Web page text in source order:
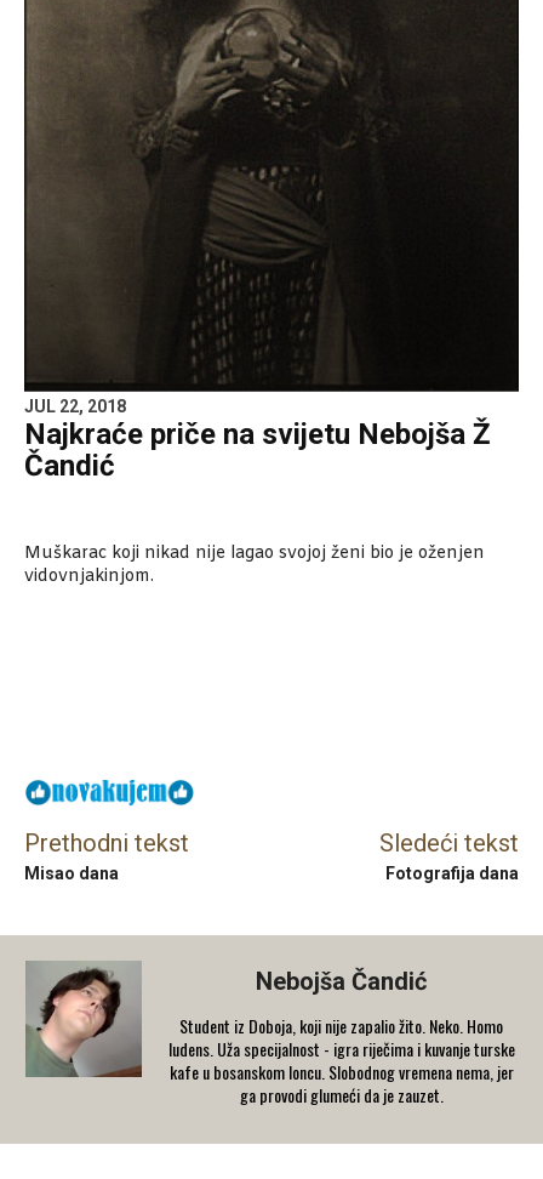
JUL 22, 2018
Najkraće priče na svijetu Nebojša Ž
Čandić
Muškarac koji nikad nije lagao svojoj ženi bio je oženjen
vidovnjakinjom.
Prethodni tekst
Misao dana
Sledeći tekst
Fotografija dana
Nebojša Čandić
Student iz Doboja, koji nije zapalio žito. Neko. Homo
ludens. Uža specijalnost - igra riječima i kuvanje turske
kafe u bosanskom loncu. Slobodnog vremena nema, jer
ga provodi glumeći da je zauzet.